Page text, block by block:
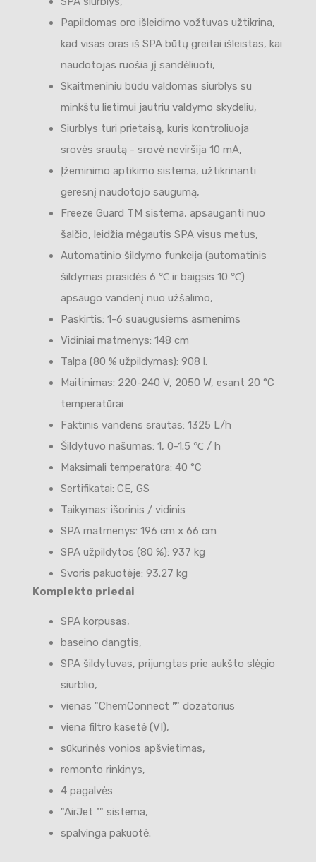
Papildomas oro išleidimo vožtuvas užtikrina,
kad visas oras iš SPA būtų greitai išleistas, kai
naudotojas ruošia jį sandėliuoti,
Skaitmeniniu būdu valdomas siurblys su
minkštu lietimui jautriu valdymo skydeliu,
Siurblys turi prietaisą, kuris kontroliuoja
srovės srautą - srovė neviršija 10 mA,
Įžeminimo aptikimo sistema, užtikrinanti
geresnį naudotojo saugumą,
Freeze Guard TM sistema, apsauganti nuo
šalčio, leidžia mėgautis SPA visus metus,
Automatinio šildymo funkcija (automatinis
šildymas prasidės 6 ℃ ir baigsis 10 ℃)
apsaugo vandenį nuo užšalimo,
Paskirtis: 1-6 suaugusiems asmenims
Vidiniai matmenys: 148 cm
Talpa (80 % užpildymas): 908 l.
Maitinimas: 220-240 V, 2050 W, esant 20 °C
temperatūrai
Faktinis vandens srautas: 1325 L/h
Šildytuvo našumas: 1, 0-1.5 ℃ / h
Maksimali temperatūra: 40 °C
Sertifikatai: CE, GS
Taikymas: išorinis / vidinis
SPA matmenys: 196 cm x 66 cm
SPA užpildytos (80 %): 937 kg
Svoris pakuotėje: 93.27 kg
Komplekto priedai
SPA korpusas,
baseino dangtis,
SPA šildytuvas, prijungtas prie aukšto slėgio
siurblio,
vienas "ChemConnect™" dozatorius
viena filtro kasetė (VI),
sūkurinės vonios apšvietimas,
remonto rinkinys,
4 pagalvės
"AirJet™" sistema,
spalvinga pakuotė.